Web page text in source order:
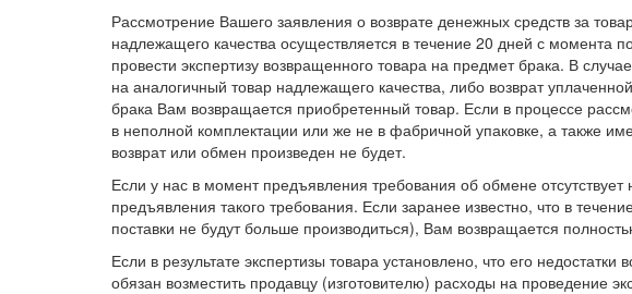
Рассмотрение Вашего заявления о возврате денежных средств за
надлежащего качества осуществляется в течение 20 дней с момента
провести экспертизу возвращенного товара на предмет брака. В
на аналогичный товар надлежащего качества, либо возврат
брака Вам возвращается приобретенный товар. Если в процессе
в неполной комплектации или же не в фабричной упаковке, а также
возврат или обмен произведен не будет.
Если у нас в момент предъявления требования об обмене
предъявления такого требования. Если заранее известно, что в
поставки не будут больше производиться), Вам возвращается
Если в результате экспертизы товара установлено, что его
обязан возместить продавцу (изготовителю) расходы на проведение